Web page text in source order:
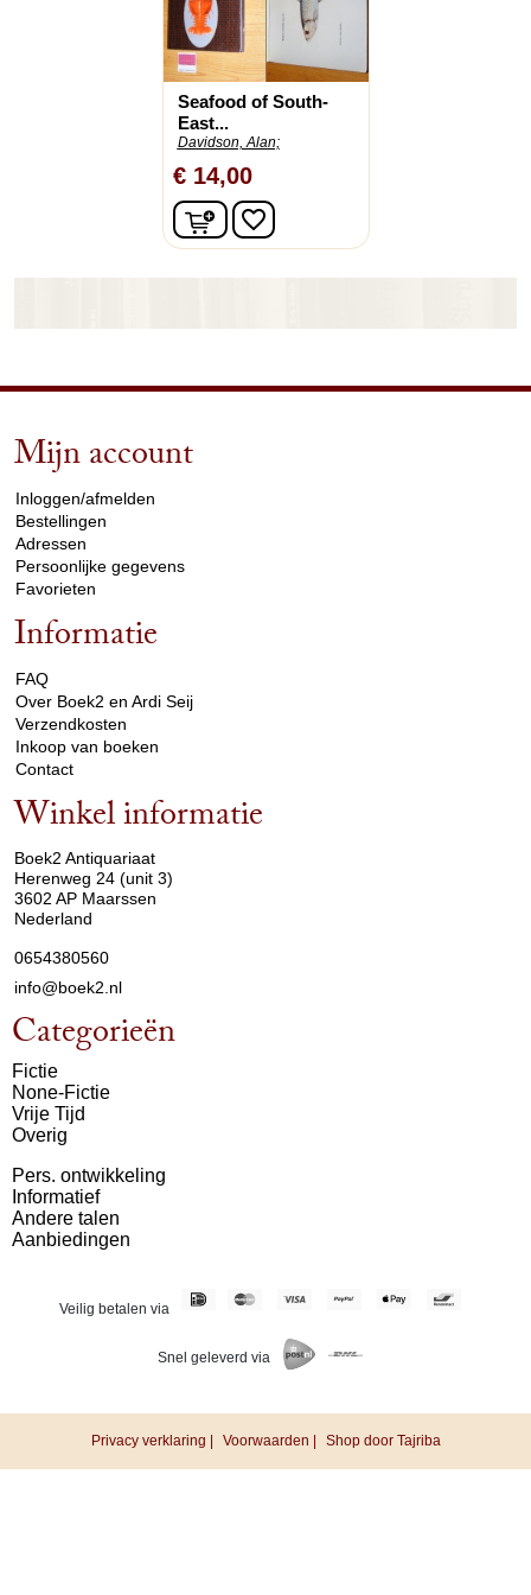
Seafood of South-
East...
Davidson, Alan;
€ 14,00
In winkelwagen
favorite_border
Mijn account
Inloggen/afmelden
Bestellingen
Adressen
Persoonlijke gegevens
Favorieten
Informatie
FAQ
Over Boek2 en Ardi Seij
Verzendkosten
Inkoop van boeken
Contact
Winkel informatie
Boek2 Antiquariaat
Herenweg 24 (unit 3)
3602 AP Maarssen
Nederland
0654380560
info@boek2.nl
Categorieën
Fictie
None-Fictie
Vrije Tijd
Overig
Pers. ontwikkeling
Informatief
Andere talen
Aanbiedingen
Veilig betalen via
Snel geleverd via
Privacy verklaring | Voorwaarden | Shop door Tajriba